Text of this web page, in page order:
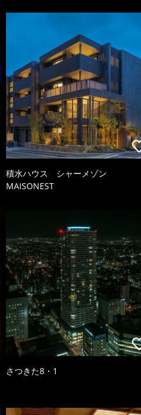
積水ハウス シャーメゾン
MAISONEST
さつきた8・1